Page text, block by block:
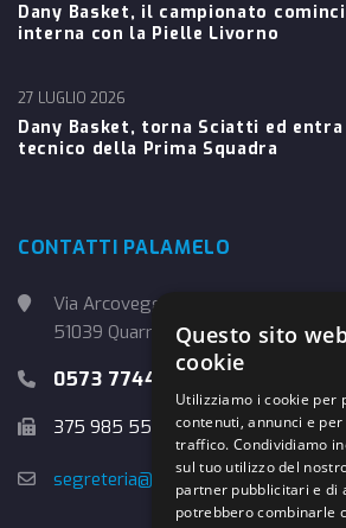
Dany Basket, il campionato
interna con la Pielle Livorno
Dany Basket, torna Sciatti ed
tecnico della Prima Squadra
27 LUGLIO 2026
CONTATTI PALAMELO
Via Arcoveggio, 4
51039 Quarrata (PT)
0573 774457
375 985 5526
segreteria@danybasket.it
Questo sito
cookie
Utilizziamo i cookie per
contenuti, annunci e
traffico. Condividiamo
sul tuo utilizzo del
partner pubblicitari e di
potrebbero combinarle